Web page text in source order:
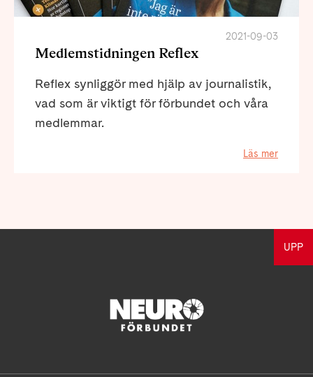
2021-09-03
Medlemstidningen Reflex
Reflex synliggör med hjälp av journalistik,
vad som är viktigt för förbundet och våra
medlemmar.
Läs mer
UPP